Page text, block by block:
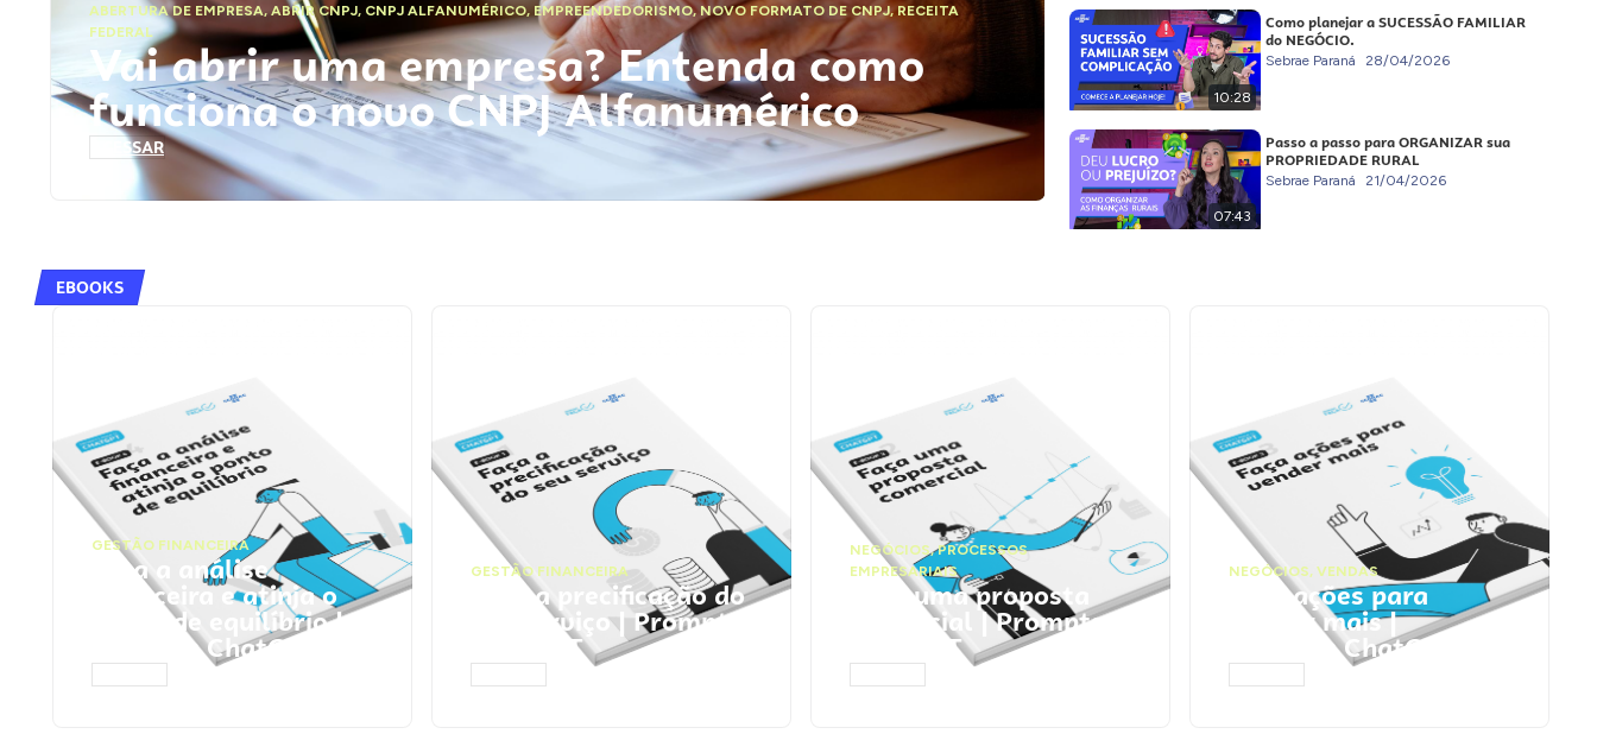
ABERTURA DE EMPRESA,ABRIR CNPJ, CNPJ ALFANUMÉRICO, EMPREENDEDORISMO,NOVO FORMATO DE CNPJ,RECEITA
FEDERAL
Vai abrir uma empresa? Entenda como
funciona o novo CNPJ Alfanumérico
ACESSAR
10:28
Como planejar a SUCESSÃO FAMILIAR
do NEGÓCIO.
Sebrae Paraná 28/04/2026
07:43
Passo a passo para ORGANIZAR sua
PROPRIEDADE RURAL
Sebrae Paraná 21/04/2026
EBOOKS
GESTÃO FINANCEIRA
Faça a análise
financeira e atinja o
ponto de equilíbrio |
Prompts ChatGPT
GESTÃO FINANCEIRA
Faça a precificação do
seu serviço | Prompts
ChatGPT
NEGÓCIOS,PROCESSOS
EMPRESARIAIS
Faça uma proposta
comercial | Prompts
ChatGPT
NEGÓCIOS, VENDAS
Faça ações para
vender mais |
Prompts ChatGPT